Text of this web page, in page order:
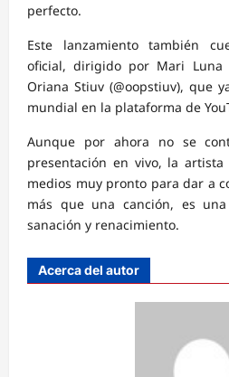
perfecto.
Este lanzamiento también
oficial, dirigido por Mari Luna
Oriana Stiuv (@oopstiuv), que
mundial en la plataforma de
Aunque por ahora no se
presentación en vivo, la
medios muy pronto para dar a
más que una canción, es
sanación y renacimiento.
Acerca del autor